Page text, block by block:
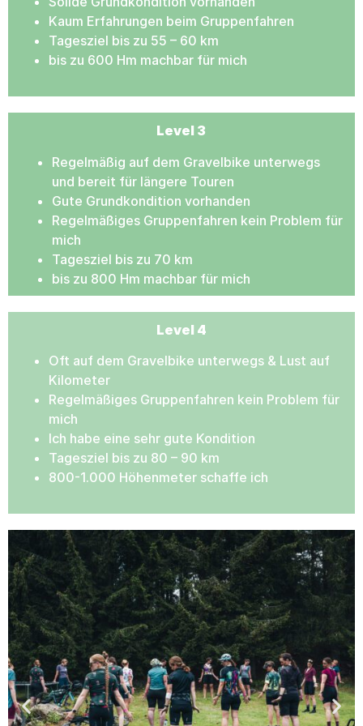
Kaum Erfahrungen beim Gruppenfahren
Tagesziel bis zu 55 – 60 km
bis zu 600 Hm machbar für mich
Level 3
Regelmäßig auf dem Gravelbike unterwegs
und bereit für längere Touren
Gute Grundkondition vorhanden
Regelmäßiges Gruppenfahren kein Problem für
mich
Tagesziel bis zu 70 km
bis zu 800 Hm machbar für mich
Level 4
Oft auf dem Gravelbike unterwegs & Lust auf
Kilometer
Regelmäßiges Gruppenfahren kein Problem für
mich
Ich habe eine sehr gute Kondition
Tagesziel bis zu 80 – 90 km
800-1.000 Höhenmeter schaffe ich